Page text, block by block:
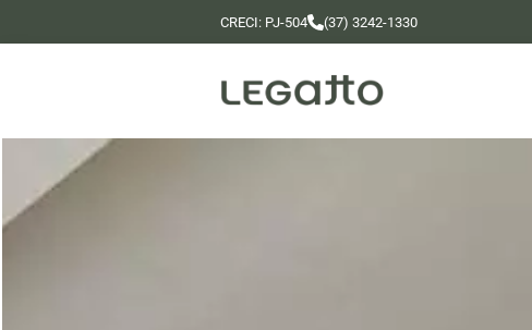
CRECI: PJ-504 (37) 3242-1330